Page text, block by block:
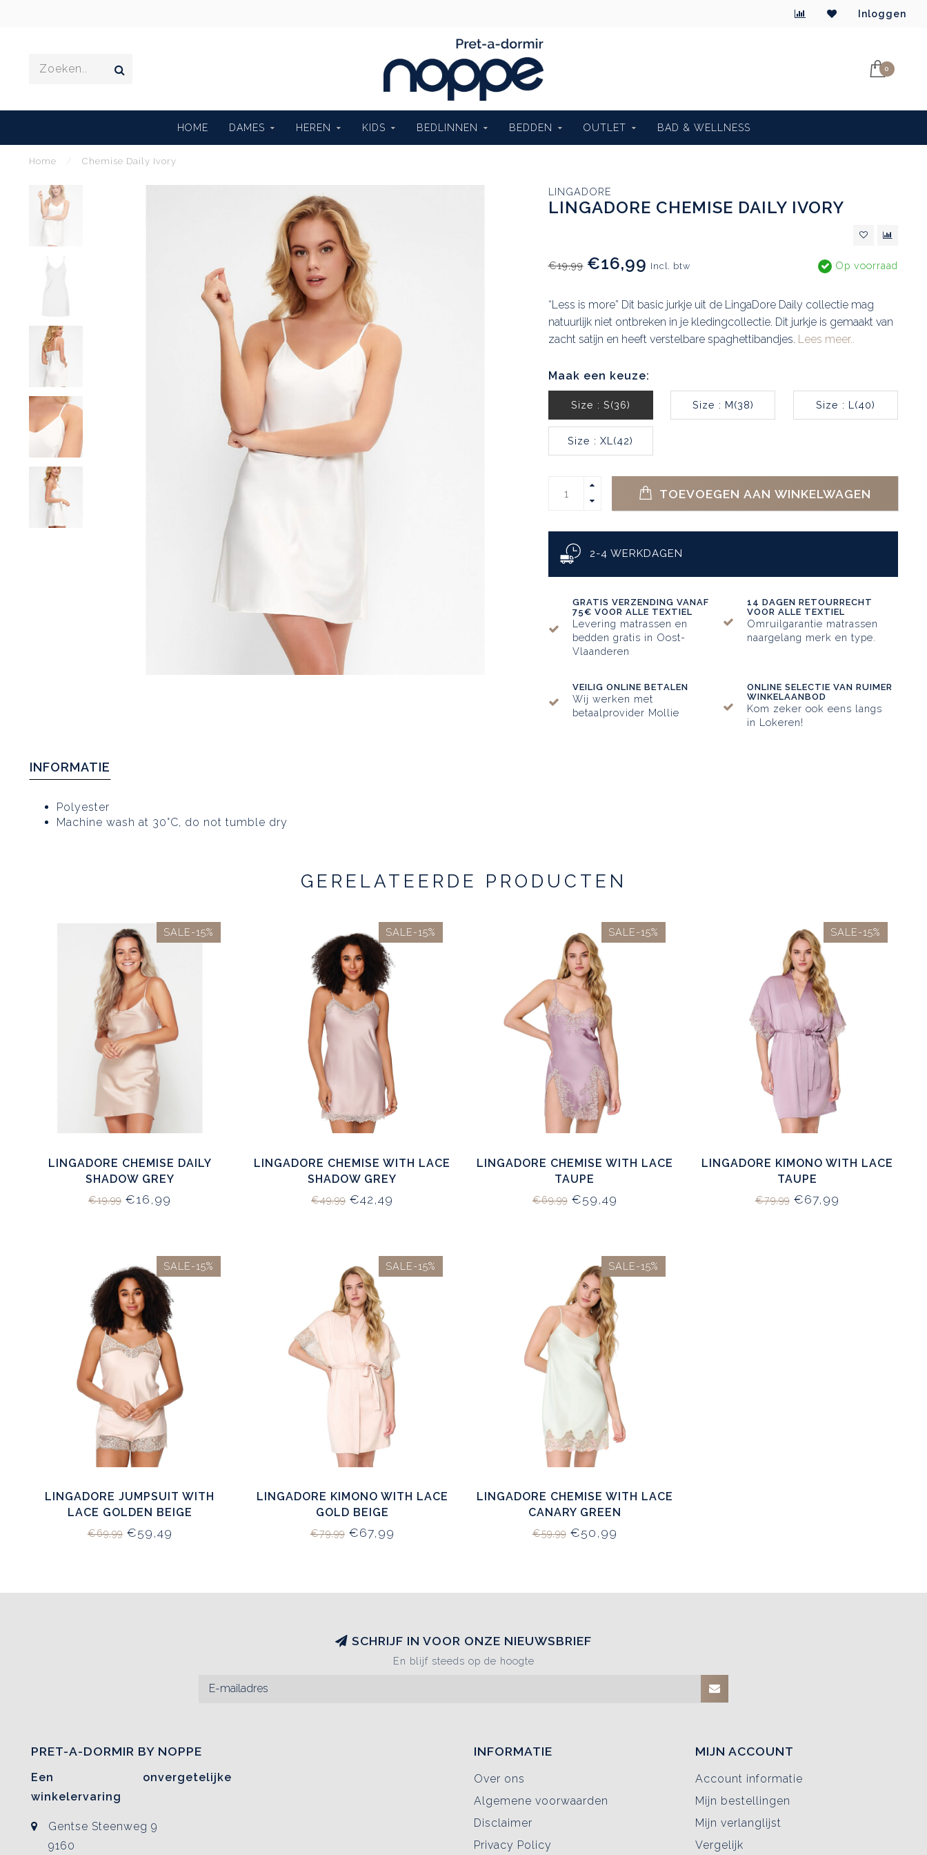
Inloggen
0
HOME DAMES HEREN KIDS BEDLINNEN BEDDEN OUTLET BAD & WELLNESS
Home Chemise Daily Ivory
LINGADORE
LINGADORE CHEMISE DAILY IVORY
€19,99 €16,99 Incl. btw Op voorraad
“Less is more” Dit basic jurkje uit de LingaDore Daily collectie mag
natuurlijk niet ontbreken in je kledingcollectie. Dit jurkje is gemaakt van
zacht satijn en heeft verstelbare spaghettibandjes. Lees meer..
Maak een keuze:
Size : S(36) Size : M(38) Size : L(40)
Size : XL(42)
TOEVOEGEN AAN WINKELWAGEN
2-4 WERKDAGEN
GRATIS VERZENDING VANAF
75€ VOOR ALLE TEXTIEL
Levering matrassen en
bedden gratis in Oost-
Vlaanderen
14 DAGEN RETOURRECHT
VOOR ALLE TEXTIEL
Omruilgarantie matrassen
naargelang merk en type.
VEILIG ONLINE BETALEN
Wij werken met
betaalprovider Mollie
ONLINE SELECTIE VAN RUIMER
WINKELAANBOD
Kom zeker ook eens langs
in Lokeren!
INFORMATIE
Polyester
Machine wash at 30°C, do not tumble dry
GERELATEERDE PRODUCTEN
SALE-15%
LINGADORE CHEMISE DAILY
SHADOW GREY
€19,99€16,99
SALE-15%
LINGADORE CHEMISE WITH LACE
SHADOW GREY
€49,99€42,49
SALE-15%
LINGADORE CHEMISE WITH LACE
TAUPE
€69,99€59,49
SALE-15%
LINGADORE KIMONO WITH LACE
TAUPE
€79,99€67,99
SALE-15%
LINGADORE JUMPSUIT WITH
LACE GOLDEN BEIGE
€69,99€59,49
SALE-15%
LINGADORE KIMONO WITH LACE
GOLD BEIGE
€79,99€67,99
SALE-15%
LINGADORE CHEMISE WITH LACE
CANARY GREEN
€59,99€50,99
SCHRIJF IN VOOR ONZE NIEUWSBRIEF
En blijf steeds op de hoogte
PRET-A-DORMIR BY NOPPE
Een onvergetelijke
winkelervaring
Gentse Steenweg 9
9160
INFORMATIE
Over ons
Algemene voorwaarden
Disclaimer
Privacy Policy
MIJN ACCOUNT
Account informatie
Mijn bestellingen
Mijn verlanglijst
Vergelijk